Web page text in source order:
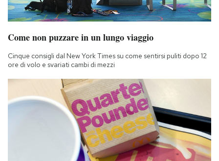
Come non puzzare in un lungo viaggio
Cinque consigli dal New York Times su come sentirsi puliti dopo 12
ore di volo e svariati cambi di mezzi